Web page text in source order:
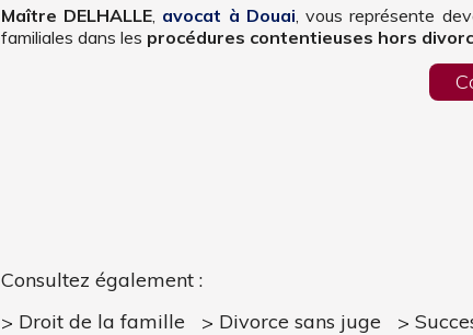
Maître DELHALLE, avocat à Douai, vous représente
familiales dans les procédures contentieuses hors
Consultez également :
Droit de la famille
Divorce sans juge